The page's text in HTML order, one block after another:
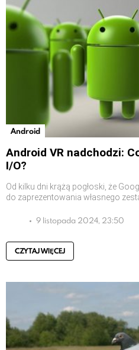
Android
Android VR nadchodzi:
I/O?
Od kilku dni krążą pogłoski, że
do zaprezentowania własnego
9 listopada 2024, 23:50
CZYTAJ WIĘCEJ